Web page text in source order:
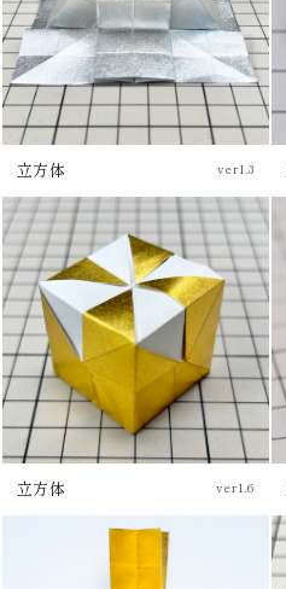
チュートリアル
立方体 ver1.3
チュートリアル
立方体 ver1.6